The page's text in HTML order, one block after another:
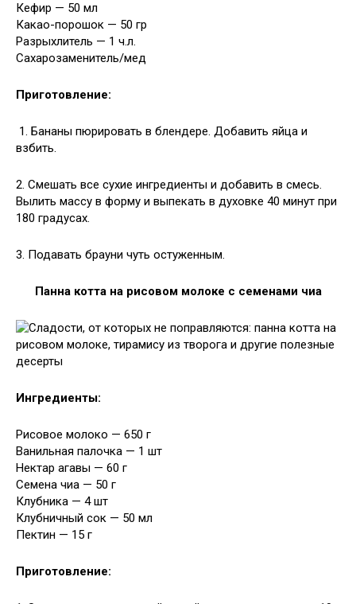
Кефир — 50 мл
Какао-порошок — 50 гр
Разрыхлитель — 1 ч.л.
Сахарозаменитель/мед
Приготовление:
1. Бананы пюрировать в блендере. Добавить яйца и
взбить.
2. Смешать все сухие ингредиенты и добавить в смесь.
Вылить массу в форму и выпекать в духовке 40 минут при
180 градусах.
3. Подавать брауни чуть остуженным.
Панна котта на рисовом молоке с семенами чиа
Ингредиенты:
Рисовое молоко — 650 г
Ванильная палочка — 1 шт
Нектар агавы — 60 г
Семена чиа — 50 г
Клубника — 4 шт
Клубничный сок — 50 мл
Пектин — 15 г
Приготовление: